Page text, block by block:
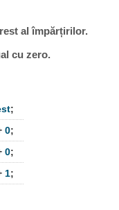
al împărțirilor.
cu zero.
;
0;
0;
1;